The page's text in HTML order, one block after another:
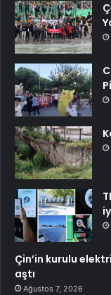
Çin’in kurulu
aştı
Ağustos 7, 2026